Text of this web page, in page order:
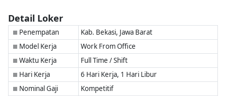
Detail Loker
■ Penempatan Kab. Bekasi, Jawa Barat
■ Model Kerja Work From Office
■ Waktu Kerja Full Time / Shift
■ Hari Kerja 6 Hari Kerja, 1 Hari Libur
■ Nominal Gaji Kompetitif